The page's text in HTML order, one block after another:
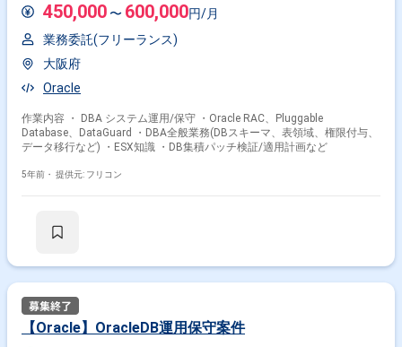
450,000 〜 600,000円/月
業務委託(フリーランス)
大阪府
Oracle
作業内容 ・ DBA システム運用/保守 ・Oracle RAC、Pluggable
Database、DataGuard ・DBA全般業務(DBスキーマ、表領域、権限付与、
データ移行など) ・ESX知識 ・DB集積パッチ検証/適用計画など
5年前・ 提供元: フリコン
【Oracle】OracleDB運用保守案件